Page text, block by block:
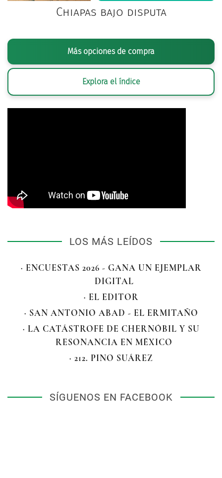
Chiapas bajo disputa
Más opciones de compra
Explora el índice
LOS MÁS LEÍDOS
· ENCUESTAS 2026 - GANA UN EJEMPLAR
DIGITAL
· EL EDITOR
· SAN ANTONIO ABAD - EL ERMITAÑO
· LA CATÁSTROFE DE CHERNÓBIL Y SU
RESONANCIA EN MÉXICO
· 212. PINO SUÁREZ
SÍGUENOS EN FACEBOOK